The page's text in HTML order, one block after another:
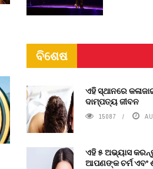
ବିଶେଷ
ଏହି ସ୍ଥାନରେ
ଦାମ୍ପତ୍ୟ ଜୀବନ
15087
ଏହି ୫ ଅଭ୍ୟାସ
ଆପଣଙ୍କ ଚର୍ମ ଏବଂ